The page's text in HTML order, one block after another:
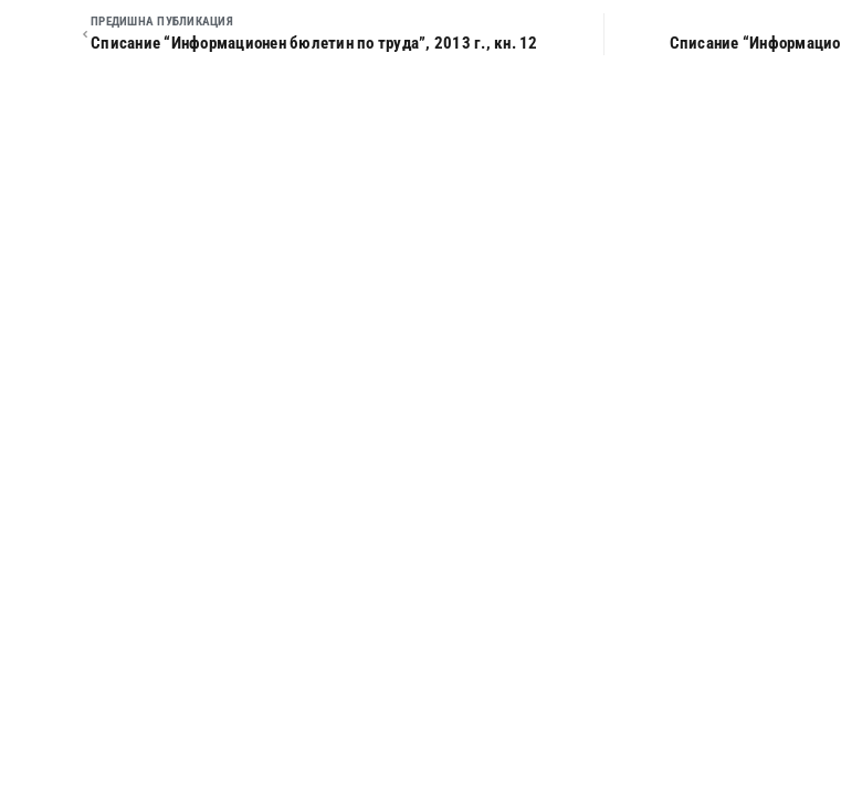
ПРЕДИШНА ПУБЛИКАЦИЯ
Списание “Информационен бюлетин по труда”, 2013 г., кн. 12 Списание